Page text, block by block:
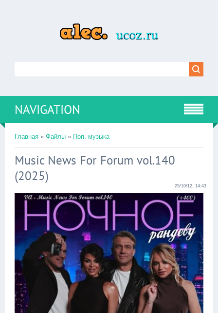
NAVIGATION
Главная » Файлы » Поп, музыка
Music News For Forum vol.140
(2025)
25/10/12, 14:43